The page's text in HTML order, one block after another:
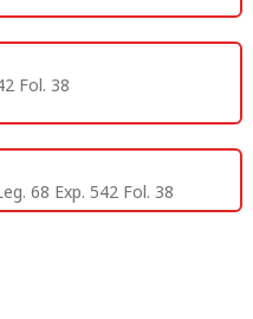
Fol. 38
68 Exp. 542 Fol. 38